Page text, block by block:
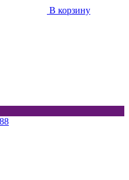
В корзину